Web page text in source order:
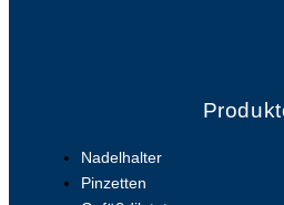
Nadelhalter
Pinzetten